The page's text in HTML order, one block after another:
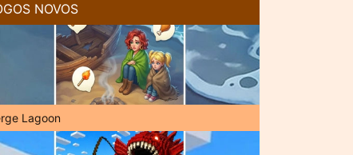
NOVOS
Lagoon